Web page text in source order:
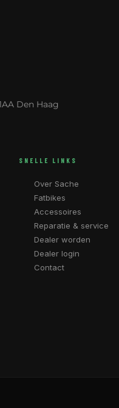
Den Haag
SNELLE LINKS
Over Sache
Fatbikes
Accessoires
Reparatie & service
Dealer worden
Dealer login
Contact